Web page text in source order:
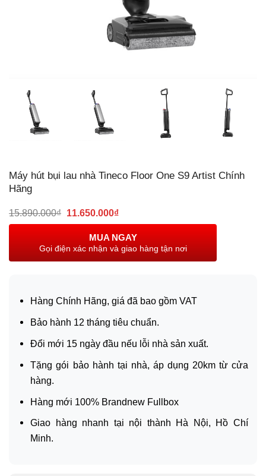
Máy hút bụi lau nhà Tineco Floor One S9 Artist Chính
Hãng
15.890.000₫ Giá
gốc
15.890.000₫.
11.650.000₫Giá
hiện
là:
11.650.000₫.
MUA NGAY
Gọi điện xác nhận và giao hàng tận nơi
Hàng Chính Hãng, giá đã bao gồm VAT
Bảo hành 12 tháng tiêu chuẩn.
Đổi mới 15 ngày đầu nếu lỗi nhà sản xuất.
Tặng gói bảo hành tại nhà, áp dụng 20km từ cửa
hàng.
Hàng mới 100% Brandnew Fullbox
Giao hàng nhanh tại nội thành Hà Nội, Hồ Chí
Minh.